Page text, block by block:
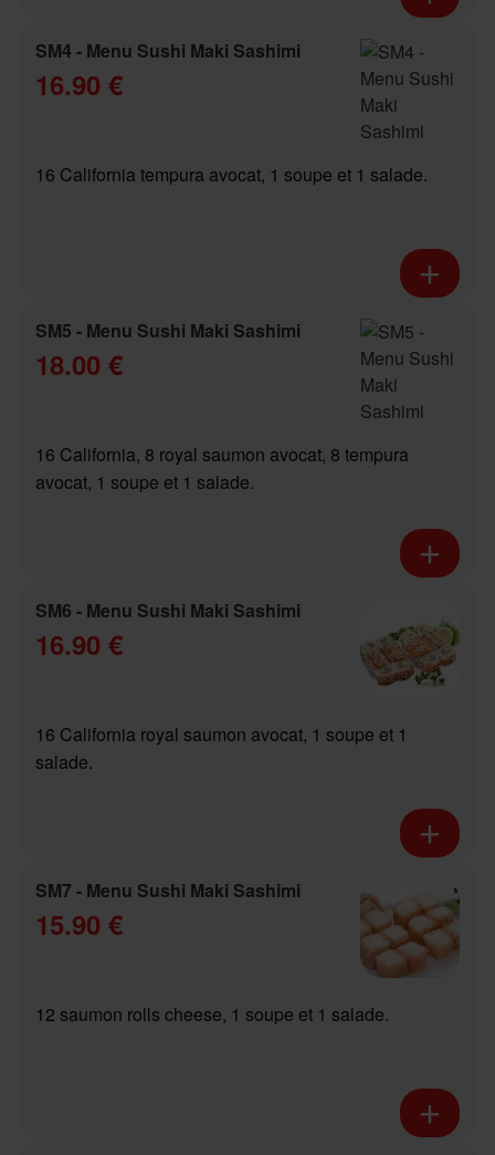
SM4 - Menu Sushi Maki Sashimi
16.90 €
16 California tempura avocat, 1 soupe et 1 salade.
SM5 - Menu Sushi Maki Sashimi
18.00 €
16 California, 8 royal saumon avocat, 8 tempura
avocat, 1 soupe et 1 salade.
SM6 - Menu Sushi Maki Sashimi
16.90 €
16 California royal saumon avocat, 1 soupe et 1
salade.
SM7 - Menu Sushi Maki Sashimi
15.90 €
12 saumon rolls cheese, 1 soupe et 1 salade.